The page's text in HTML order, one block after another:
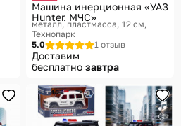
Машина инерционная «УАЗ
Hunter. МЧС»
металл, пластмасса, 12 см
Технопарк
5.0
1 отзыв
Доставим
бесплатно завтра